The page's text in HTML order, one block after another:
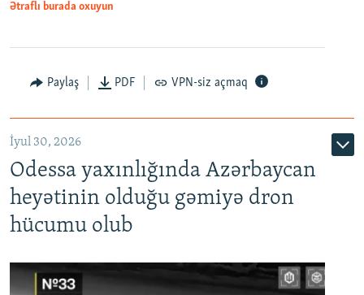
Ətraflı burada oxuyun
Paylaş PDF VPN-siz açmaq
İyul 30, 2026
Odessa yaxınlığında Azərbaycan
heyətinin olduğu gəmiyə dron
hücumu olub